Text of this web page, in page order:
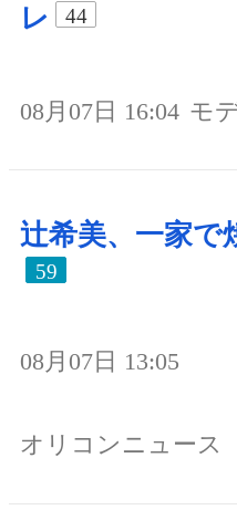
レ
44
08月07日 16:04 モ
辻希美、一家で
59
08月07日 13:05
オリコンニュース